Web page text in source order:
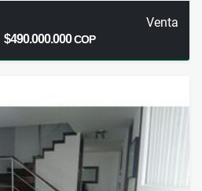
Venta
$490.000.000COP